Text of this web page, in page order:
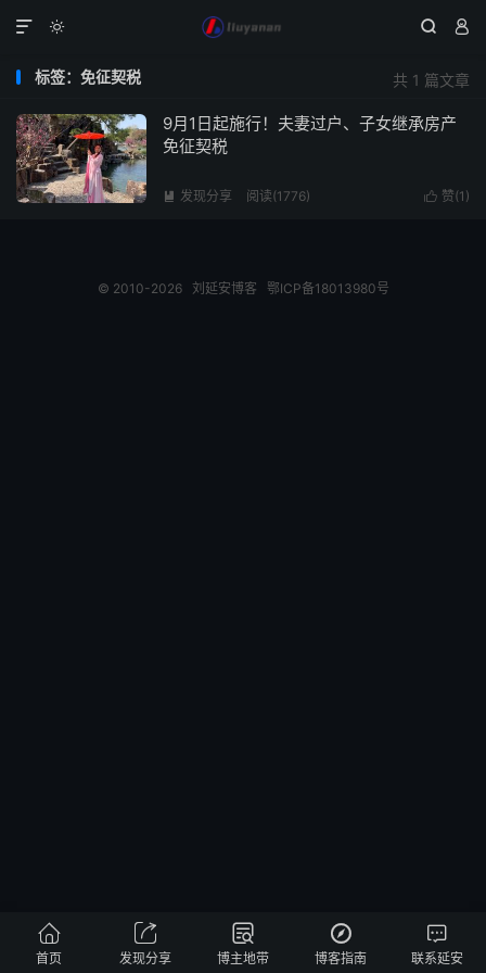
  

共 1 篇文章
标签：免征契税
9月1日起施行！夫妻过户、子女继承房产
免征契税
 赞(1 )
 发现分享 阅读(1776)
© 2010-2026 刘延安博客 鄂ICP备18013980号

首页

发现分享

博主地带

博客指南

联系延安